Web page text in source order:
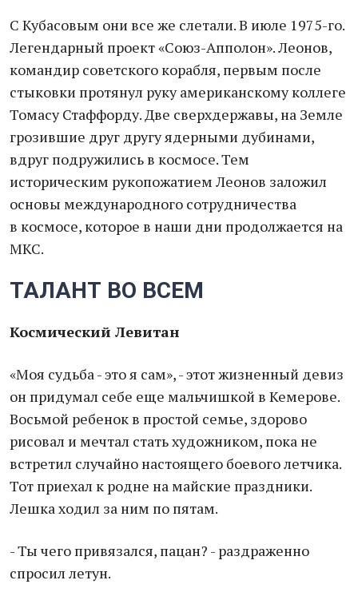
С Кубасовым они все же слетали. В июле 1975-го.
Легендарный проект «Союз-Апполон». Леонов,
командир советского корабля, первым после
стыковки протянул руку американскому коллеге
Томасу Стаффорду. Две сверхдержавы, на Земле
грозившие друг другу ядерными дубинами,
вдруг подружились в космосе. Тем
историческим рукопожатием Леонов заложил
основы международного сотрудничества
в космосе, которое в наши дни продолжается на
МКС.
ТАЛАНТ ВО ВСЕМ
Космический Левитан
«Моя судьба - это я сам», - этот жизненный девиз
он придумал себе еще мальчишкой в Кемерове.
Восьмой ребенок в простой семье, здорово
рисовал и мечтал стать художником, пока не
встретил случайно настоящего боевого летчика.
Тот приехал к родне на майские праздники.
Лешка ходил за ним по пятам.
- Ты чего привязался, пацан? - раздраженно
спросил летун.